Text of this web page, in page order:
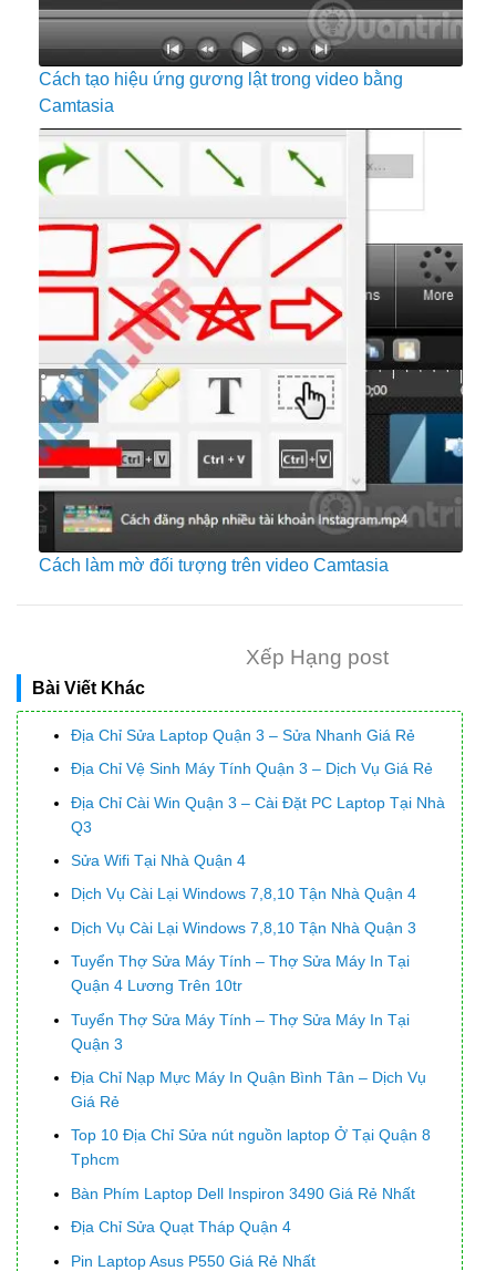
Cách tạo hiệu ứng gương lật trong video bằng
Camtasia
Cách làm mờ đối tượng trên video Camtasia
Xếp Hạng post
Bài Viết Khác
Địa Chỉ Sửa Laptop Quận 3 – Sửa Nhanh Giá Rẻ
Địa Chỉ Vệ Sinh Máy Tính Quận 3 – Dịch Vụ Giá Rẻ
Địa Chỉ Cài Win Quận 3 – Cài Đặt PC Laptop Tại Nhà
Q3
Sửa Wifi Tại Nhà Quận 4
Dịch Vụ Cài Lại Windows 7,8,10 Tận Nhà Quận 4
Dịch Vụ Cài Lại Windows 7,8,10 Tận Nhà Quận 3
Tuyển Thợ Sửa Máy Tính – Thợ Sửa Máy In Tại
Quận 4 Lương Trên 10tr
Tuyển Thợ Sửa Máy Tính – Thợ Sửa Máy In Tại
Quận 3
Địa Chỉ Nạp Mực Máy In Quận Bình Tân – Dịch Vụ
Giá Rẻ
Top 10 Địa Chỉ Sửa nút nguồn laptop Ở Tại Quận 8
Tphcm
Bàn Phím Laptop Dell Inspiron 3490 Giá Rẻ Nhất
Địa Chỉ Sửa Quạt Tháp Quận 4
Pin Laptop Asus P550 Giá Rẻ Nhất